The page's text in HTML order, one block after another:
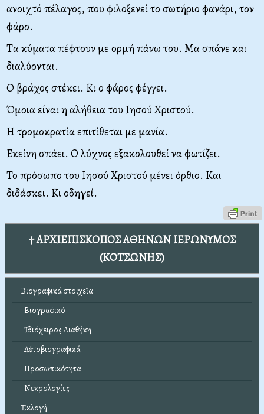
ανοιχτό πέλαγος, που φιλοξενεί το σωτήριο φανάρι, τον
φάρο.
Τα κύματα πέφτουν με ορμή πάνω του. Μα σπάνε και
διαλύονται.
Ο βράχος στέκει. Κι ο φάρος φέγγει.
Όμοια είναι η αλήθεια του Ιησού Χριστού.
Η τρομοκρατία επιτίθεται με μανία.
Εκείνη σπάει. Ο λύχνος εξακολουθεί να φωτίζει.
Το πρόσωπο του Ιησού Χριστού μένει όρθιο. Και
διδάσκει. Κι οδηγεί.
† ΑΡΧΙΕΠΙΣΚΟΠΟΣ ΑΘΗΝΩΝ ΙΕΡΩΝΥΜΟΣ
(ΚΟΤΣΩΝΗΣ)
Βιογραφικά στοιχεῖα
Βιογραφικό
Ἰδιόχειρος Διαθήκη
Αὐτοβιογραφικά
Προσωπικότητα
Νεκρολογίες
Ἐκλογή